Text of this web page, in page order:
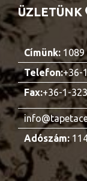
ÜZLETÜNK
Címünk: 1089
Telefon:+36-
Fax:+36-1-
Adószám: